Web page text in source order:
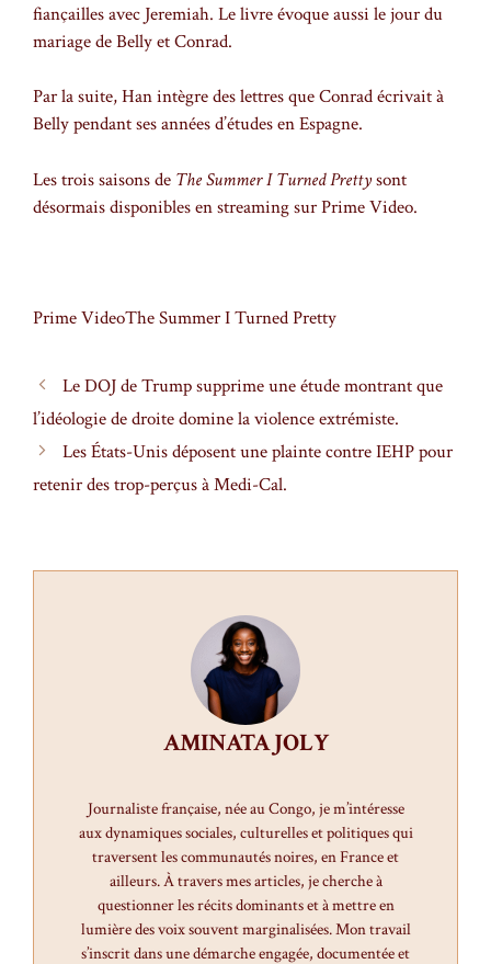
fiançailles avec Jeremiah. Le livre évoque aussi le jour du
mariage de Belly et Conrad.
Par la suite, Han intègre des lettres que Conrad écrivait à
Belly pendant ses années d’études en Espagne.
Les trois saisons de The Summer I Turned Prettysont
désormais disponibles en streaming sur Prime Video.
Prime VideoThe Summer I Turned Pretty
Le DOJ de Trump supprime une étude montrant que
l’idéologie de droite domine la violence extrémiste.
Les États-Unis déposent une plainte contre IEHP pour
retenir des trop-perçus à Medi-Cal.
AMINATA JOLY
Journaliste française, née au Congo, je m’intéresse
aux dynamiques sociales, culturelles et politiques qui
traversent les communautés noires, en France et
ailleurs. À travers mes articles, je cherche à
questionner les récits dominants et à mettre en
lumière des voix souvent marginalisées. Mon travail
s’inscrit dans une démarche engagée, documentée et